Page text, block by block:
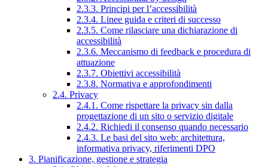
2.3.3. Principi per l’accessibilità
2.3.4. Linee guida e criteri di successo
2.3.5. Come rilasciare una dichiarazione di
accessibilità
2.3.6. Meccanismo di feedback e procedura di
attuazione
2.3.7. Obiettivi accessibilità
2.3.8. Normativa e approfondimenti
2.4. Privacy
2.4.1. Come rispettare la privacy sin dalla
progettazione di un sito o servizio digitale
2.4.2. Richiedi il consenso quando necessario
2.4.3. Le basi del sito web: architettura,
informativa privacy, riferimenti DPO
3. Pianificazione, gestione e strategia